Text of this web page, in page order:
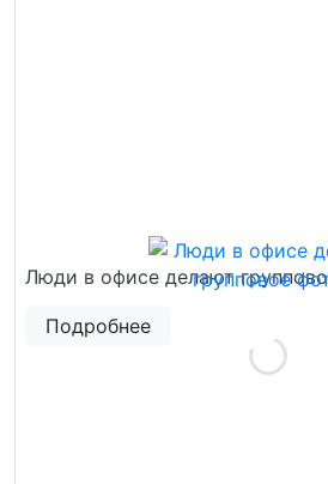
Люди в офисе делают
Подробнее